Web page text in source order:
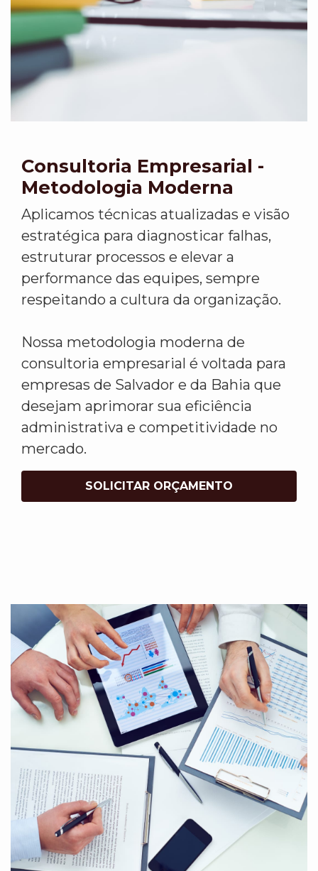
Consultoria Empresarial -
Metodologia Moderna
Aplicamos técnicas atualizadas e visão
estratégica para diagnosticar falhas,
estruturar processos e elevar a
performance das equipes, sempre
respeitando a cultura da organização.
Nossa metodologia moderna de
consultoria empresarial é voltada para
empresas de Salvador e da Bahia que
desejam aprimorar sua eficiência
administrativa e competitividade no
mercado.
SOLICITAR ORÇAMENTO